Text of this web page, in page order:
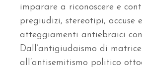
imparare a riconoscere e
pregiudizi, stereotipi, accuse e
atteggiamenti antiebraici
Dall’antigiudaismo di
all’antisemitismo politico